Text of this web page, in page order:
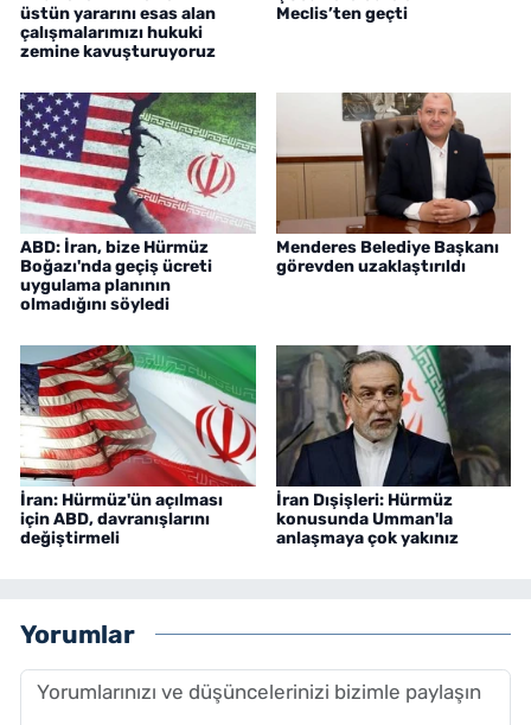
üstün yararını esas alan
çalışmalarımızı hukuki
zemine kavuşturuyoruz
Meclis’ten geçti
ABD: İran, bize Hürmüz
Boğazı'nda geçiş ücreti
uygulama planının
olmadığını söyledi
Menderes Belediye Başkanı
görevden uzaklaştırıldı
İran: Hürmüz'ün açılması
için ABD, davranışlarını
değiştirmeli
İran Dışişleri: Hürmüz
konusunda Umman'la
anlaşmaya çok yakınız
Yorumlar